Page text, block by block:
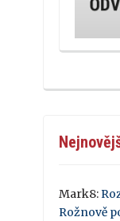
Mark8:
Rožnově